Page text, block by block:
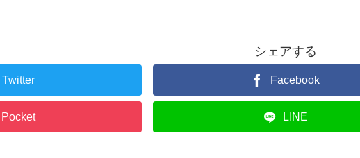
シェアする
Twitter Facebook
Pocket LINE